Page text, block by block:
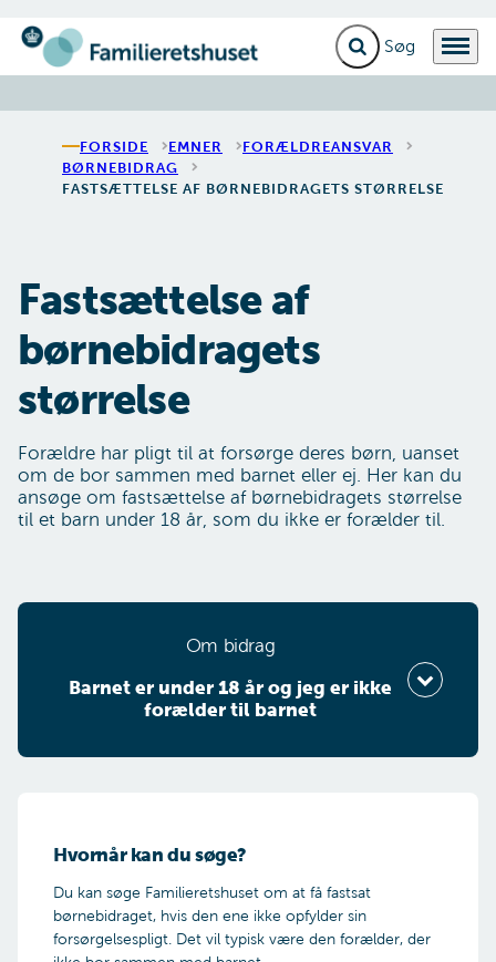
Gå til forsiden Fold søgefelt ud
Menu
FORSIDE EMNER
FORÆLDREANSVAR
BØRNEBIDRAG
FASTSÆTTELSE AF BØRNEBIDRAGETS STØRRELSE
Fastsættelse af
børnebidragets
størrelse
Forældre har pligt til at forsørge deres børn, uanset
om de bor sammen med barnet eller ej. Her kan du
ansøge om fastsættelse af børnebidragets størrelse
til et barn under 18 år, som du ikke er forælder til.
Om bidrag
Bar­net er un­der 18 år og jeg er ik­ke
for­æl­der til bar­net
Er barnet under 18 år?
Ja
Hvornår kan du søge?
Du kan søge Familieretshuset om at få fastsat
børnebidraget, hvis den ene ikke opfylder sin
forsørgelsespligt. Det vil typisk være den forælder, der